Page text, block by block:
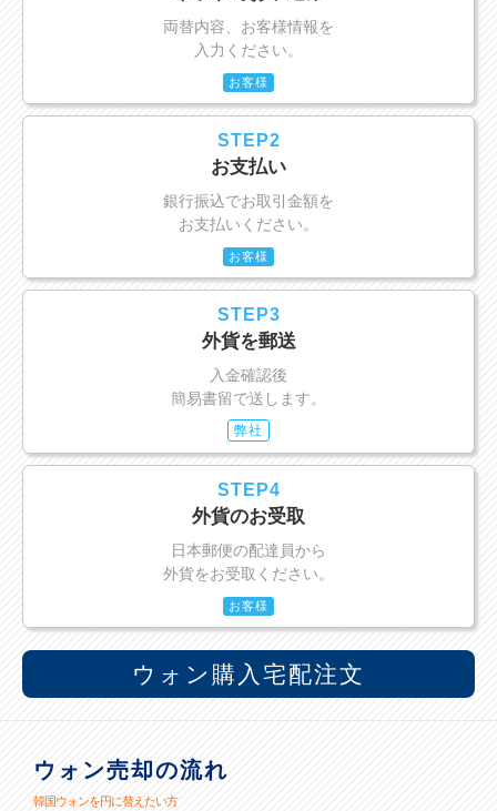
両替内容、お客様情報を
入力ください。
お客様
STEP2
お支払い
銀行振込でお取引金額を
お支払いください。
お客様
STEP3
外貨を郵送
入金確認後
簡易書留で送します。
弊社
STEP4
外貨のお受取
日本郵便の配達員から
外貨をお受取ください。
お客様
ウォン購入宅配注文
ウォン売却の流れ
韓国ウォンを円に替えたい方